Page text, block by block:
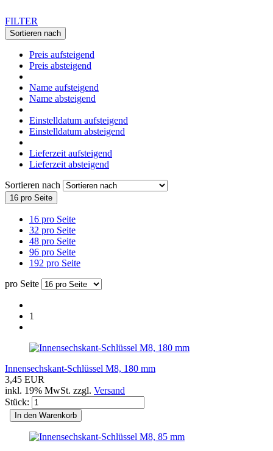
FILTER
Sortieren nach
Preis aufsteigend
Preis absteigend
Name aufsteigend
Name absteigend
Einstelldatum aufsteigend
Einstelldatum absteigend
Lieferzeit aufsteigend
Lieferzeit absteigend
Sortieren nach
16 pro Seite
16 pro Seite
32 pro Seite
48 pro Seite
96 pro Seite
192 pro Seite
pro Seite
1
Innensechskant-Schlüssel M8, 180 mm
3,45 EUR
inkl. 19% MwSt. zzgl. Versand
Stück:
In den Warenkorb